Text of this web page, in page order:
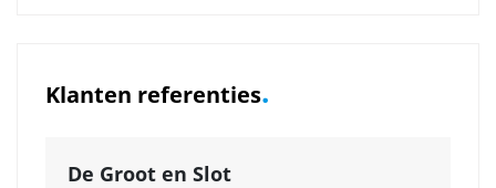
Klanten referenties.
De Groot en Slot